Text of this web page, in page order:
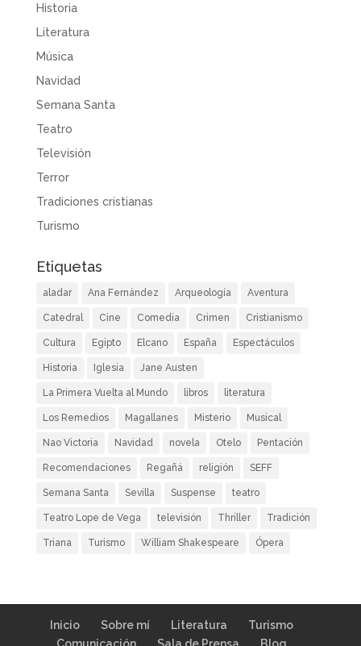
Historia
Literatura
Música
Navidad
Semana Santa
Teatro
Televisión
Terror
Tradiciones cristianas
Turismo
Etiquetas
aladar Ana Fernández Arqueología Aventura
Catedral Cine Comedia Crimen Cristianismo
Cultura Egipto Elcano España Espectáculos
Historia Iglesia Jane Austen
La Primera Vuelta al Mundo libros literatura
Los Remedios Magallanes Misterio Musical
Nao Victoria Navidad novela Otelo Pentación
Recomendaciones Regañá religión SEFF
Semana Santa Sevilla Suspense teatro
Teatro Lope de Vega televisión Thriller Tradición
Triana Turismo William Shakespeare Ópera
Inicio Sobre mí Literatura
Turismo
Comunicación
Sala de Prensa Blog